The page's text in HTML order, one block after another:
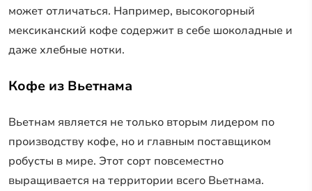
может отличаться. Например, высокогорный
мексиканский кофе содержит в себе шоколадные и
даже хлебные нотки.
Кофе из Вьетнама
Вьетнам является не только вторым лидером по
производству кофе, но и главным поставщиком
робусты в мире. Этот сорт повсеместно
выращивается на территории всего Вьетнама.